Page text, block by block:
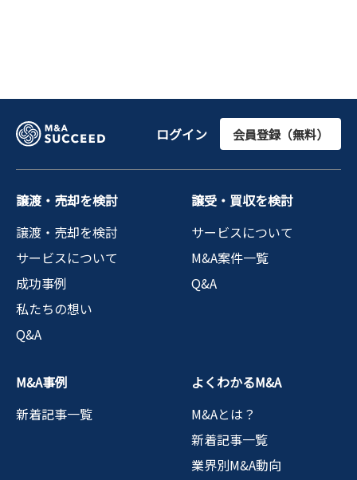
ログイン 会員登録（無料）
譲渡・売却を検討
譲渡・売却を検討
サービスについて
成功事例
私たちの想い
Q&A
譲受・買収を検討
サービスについて
M&A案件一覧
Q&A
M&A事例
新着記事一覧
よくわかるM&A
M&Aとは？
新着記事一覧
業界別M&A動向